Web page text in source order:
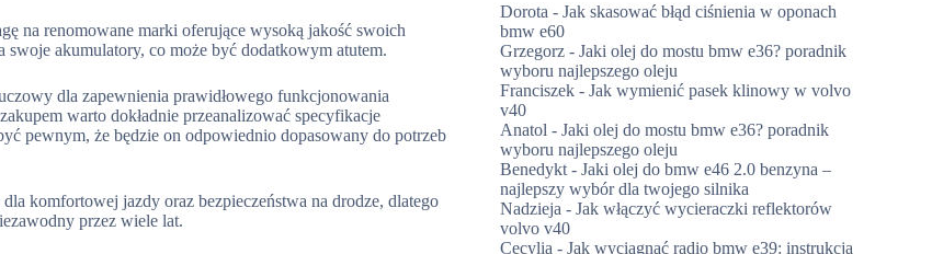
na renomowane marki oferujące wysoką jakość swoich
swoje akumulatory, co może być dodatkowym atutem.
dla zapewnienia prawidłowego funkcjonowania
warto dokładnie przeanalizować specyfikacje
pewnym, że będzie on odpowiednio dopasowany do potrzeb
komfortowej jazdy oraz bezpieczeństwa na drodze, dlatego
przez wiele lat.
Dorota -Jak skasować błąd ciśnienia w oponach
bmw e60
Grzegorz -Jaki olej do mostu bmw e36? poradnik
wyboru najlepszego oleju
Franciszek -Jak wymienić pasek klinowy w volvo
v40
Anatol -Jaki olej do mostu bmw e36? poradnik
wyboru najlepszego oleju
Benedykt -Jaki olej do bmw e46 2.0 benzyna –
najlepszy wybór dla twojego silnika
Nadzieja -Jak włączyć wycieraczki reflektorów
volvo v40
Cecylia -Jak wyciągnąć radio bmw e39: instrukcja